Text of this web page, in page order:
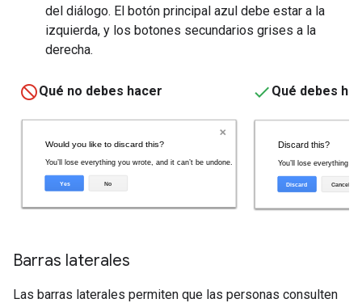
del diálogo. El botón principal azul debe estar a la
izquierda, y los botones secundarios grises a la
derecha.
Qué no debes hacer Qué debes
Barras laterales
Las barras laterales permiten que las personas consulten